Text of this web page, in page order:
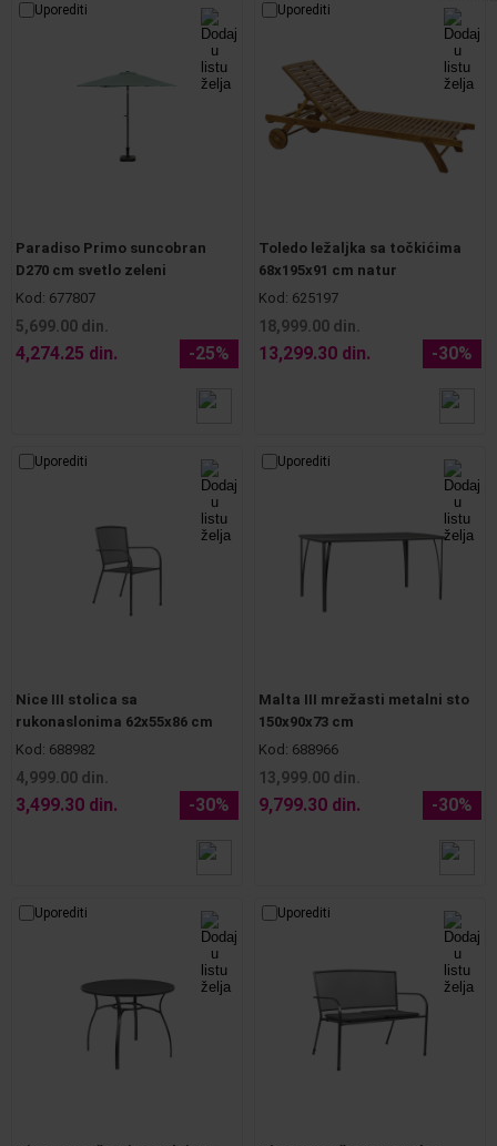
Uporediti
Paradiso Primo suncobran
D270 cm svetlo zeleni
Kod: 677807
5,699.00 din.
4,274.25 din. -25%
Uporediti
Toledo ležaljka sa točkićima
68x195x91 cm natur
Kod: 625197
18,999.00 din.
13,299.30 din. -30%
Uporediti
Nice III stolica sa
rukonaslonima 62x55x86 cm
Kod: 688982
4,999.00 din.
3,499.30 din. -30%
Uporediti
Malta III mrežasti metalni sto
150x90x73 cm
Kod: 688966
13,999.00 din.
9,799.30 din. -30%
Uporediti Uporediti